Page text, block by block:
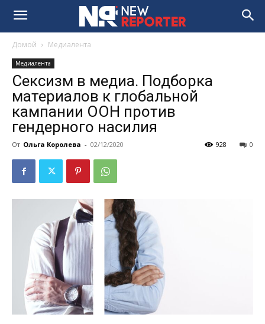
Домой Медиалента
Медиалента
Сексизм в медиа. Подборка
материалов к глобальной
кампании ООН против
гендерного насилия
От Ольга Королева - 02/12/2020 0
928